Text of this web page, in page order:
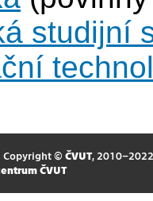
studijní
Copyright © ČVUT, 2010–2022
ČVUT